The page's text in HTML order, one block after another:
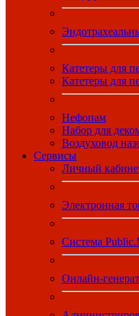
Катетеры для
Катетеры для
Нефопам
Набор для
Воздуховод
Сервисы
Личный
Электронная
Система
Онлайн-